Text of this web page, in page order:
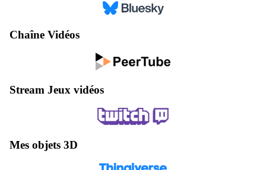
Chaîne Vidéos
Stream Jeux vidéos
Mes objets 3D